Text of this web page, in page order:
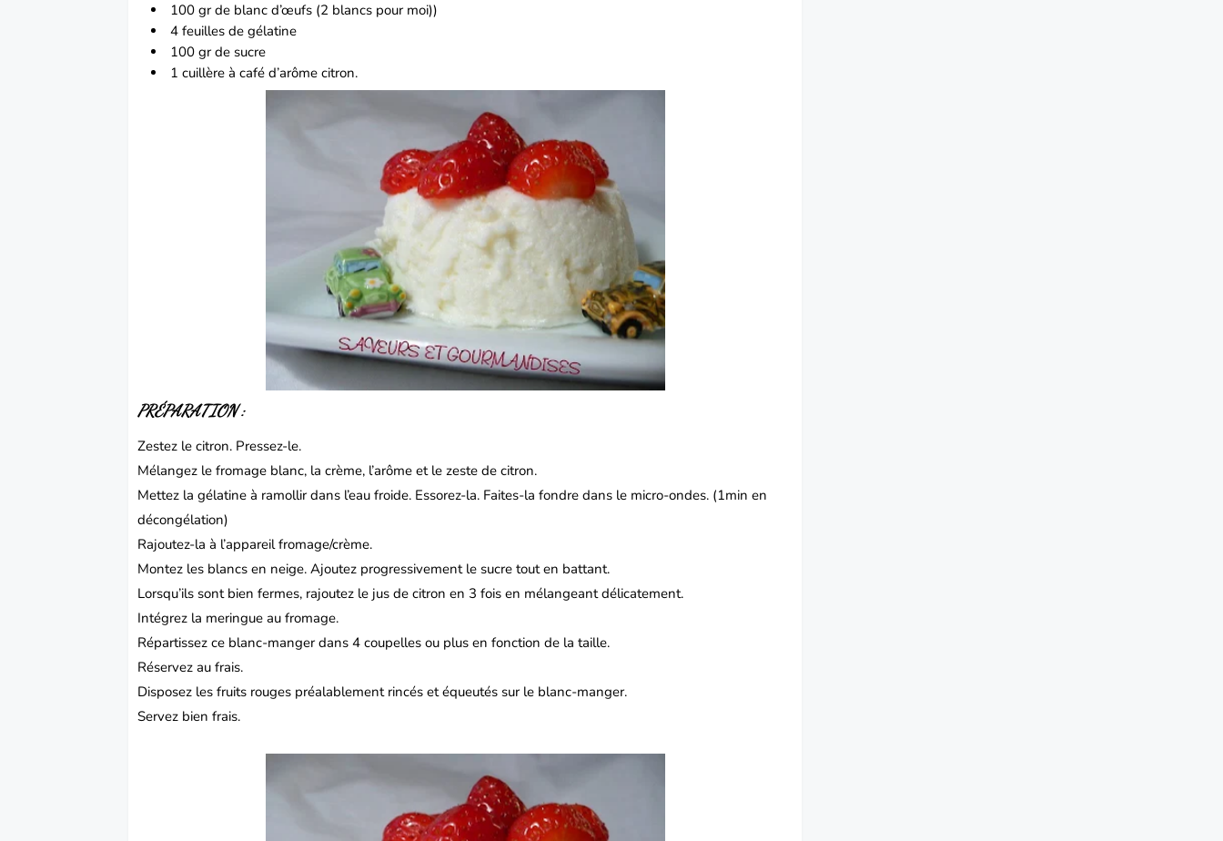
100 gr de blanc d’œufs (2 blancs pour moi))
4 feuilles de gélatine
100 gr de sucre
1 cuillère à café d’arôme citron.
PRÉPARATION :
Zestez le citron. Pressez-le.
Mélangez le fromage blanc, la crème, l’arôme et le zeste de citron.
Mettez la gélatine à ramollir dans l’eau froide. Essorez-la. Faites-la fondre dans le micro-ondes. (1min en
décongélation)
Rajoutez-la à l’appareil fromage/crème.
Montez les blancs en neige. Ajoutez progressivement le sucre tout en battant.
Lorsqu’ils sont bien fermes, rajoutez le jus de citron en 3 fois en mélangeant délicatement.
Intégrez la meringue au fromage.
Répartissez ce blanc-manger dans 4 coupelles ou plus en fonction de la taille.
Réservez au frais.
Disposez les fruits rouges préalablement rincés et équeutés sur le blanc-manger.
Servez bien frais.